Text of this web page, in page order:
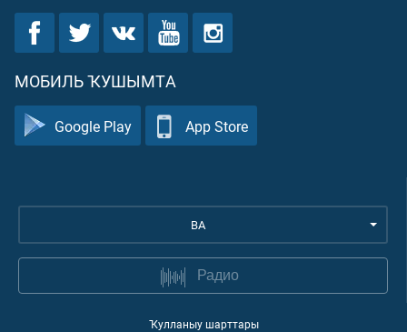
МОБИЛЬ ҠУШЫМТА
Google Play App Store
BA
Радио
Ҡулланыу шарттары